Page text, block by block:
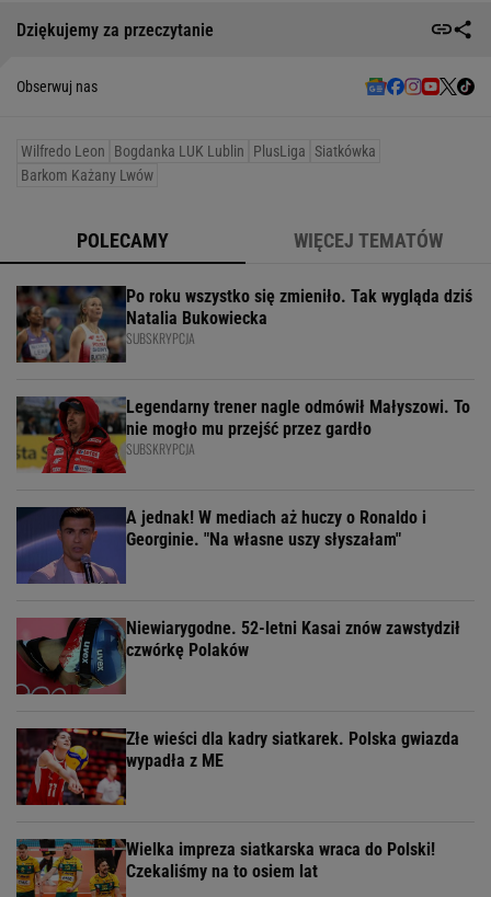
Dziękujemy za przeczytanie
Obserwuj nas
Wilfredo Leon Bogdanka LUK Lublin PlusLiga Siatkówka
Barkom Każany Lwów
POLECAMY WIĘCEJ TEMATÓW
Po roku wszystko się zmieniło. Tak wygląda dziś
Natalia Bukowiecka
SUBSKRYPCJA
Legendarny trener nagle odmówił Małyszowi. To
nie mogło mu przejść przez gardło
SUBSKRYPCJA
A jednak! W mediach aż huczy o Ronaldo i
Georginie. "Na własne uszy słyszałam"
Niewiarygodne. 52-letni Kasai znów zawstydził
czwórkę Polaków
Złe wieści dla kadry siatkarek. Polska gwiazda
wypadła z ME
Wielka impreza siatkarska wraca do Polski!
Czekaliśmy na to osiem lat